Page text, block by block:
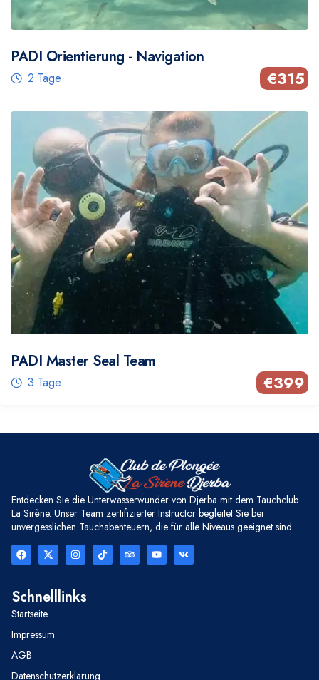
PADI Orientierung - Navigation
2 Tage €315
PADI Master Seal Team
3 Tage €399
Entdecken Sie die Unterwasserwunder von Djerba mit dem Tauchclub
La Sirène. Unser Team zertifizierter Instructor begleitet Sie bei
unvergesslichen Tauchabenteuern, die für alle Niveaus geeignet sind.
Schnelllinks
Startseite
Impressum
AGB
Datenschutzerklärung